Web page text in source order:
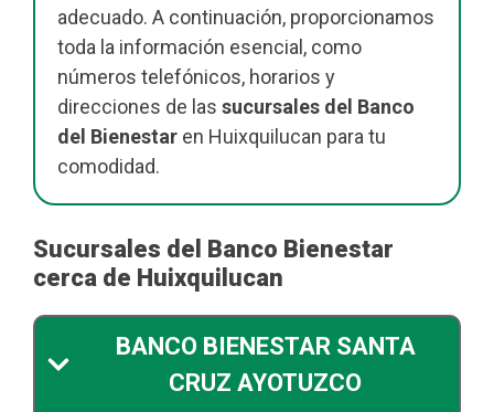
adecuado. A continuación, proporcionamos
toda la información esencial, como
números telefónicos, horarios y
direcciones de las sucursales del Banco
del Bienestar en Huixquilucan para tu
comodidad.
Sucursales del Banco Bienestar
cerca de Huixquilucan
BANCO BIENESTAR SANTA
CRUZ AYOTUZCO